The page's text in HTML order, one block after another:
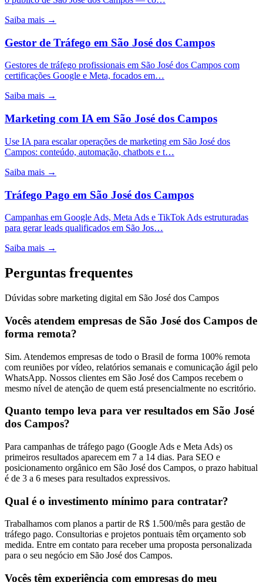
Saiba mais →
Gestor de Tráfego em São José dos Campos
Gestores de tráfego profissionais em São José dos Campos com
certificações Google e Meta, focados em…
Saiba mais →
Marketing com IA em São José dos Campos
Use IA para escalar operações de marketing em São José dos
Campos: conteúdo, automação, chatbots e t…
Saiba mais →
Tráfego Pago em São José dos Campos
Campanhas em Google Ads, Meta Ads e TikTok Ads estruturadas
para gerar leads qualificados em São Jos…
Saiba mais →
Perguntas frequentes
Dúvidas sobre marketing digital em São José dos Campos
Vocês atendem empresas de São José dos Campos de
forma remota?
Sim. Atendemos empresas de todo o Brasil de forma 100% remota
com reuniões por vídeo, relatórios semanais e comunicação ágil pelo
WhatsApp. Nossos clientes em São José dos Campos recebem o
mesmo nível de atenção de quem está presencialmente no escritório.
Quanto tempo leva para ver resultados em São José
dos Campos?
Para campanhas de tráfego pago (Google Ads e Meta Ads) os
primeiros resultados aparecem em 7 a 14 dias. Para SEO e
posicionamento orgânico em São José dos Campos, o prazo habitual
é de 3 a 6 meses para resultados expressivos.
Qual é o investimento mínimo para contratar?
Trabalhamos com planos a partir de R$ 1.500/mês para gestão de
tráfego pago. Consultorias e projetos pontuais têm orçamento sob
medida. Entre em contato para receber uma proposta personalizada
para o seu negócio em São José dos Campos.
Vocês têm experiência com empresas do meu